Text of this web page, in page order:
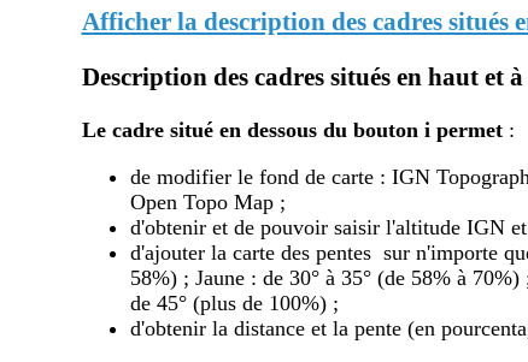
Afficher la description des cadres situés
Description des cadres situés en haut et
Le cadre situé en dessous du bouton i permet :
de modifier le fond de carte : IGN
Open Topo Map ;
d'obtenir et de pouvoir saisir l'altitude IGN
d'ajouter la carte des pentes sur n'importe
58%) ; Jaune : de 30° à 35° (de 58% à
de 45° (plus de 100%) ;
d'obtenir la distance et la pente (en